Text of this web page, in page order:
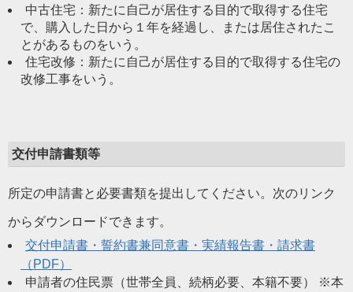
中古住宅：新たに自己が居住する目的で取得する住宅
で、購入した日から１年を経過し、または居住されたこ
とがあるものをいう。
住宅改修：新たに自己が居住する目的で取得する住宅の
改修工事をいう。
交付申請書類等
所定の申請書と必要書類を提出してください。次のリンク
からダウンロードできます。
交付申請書・誓約書兼同意書・実績報告書・請求書
（PDF）
申請者の住民票（世帯全員、続柄必要、本籍不要） ※本